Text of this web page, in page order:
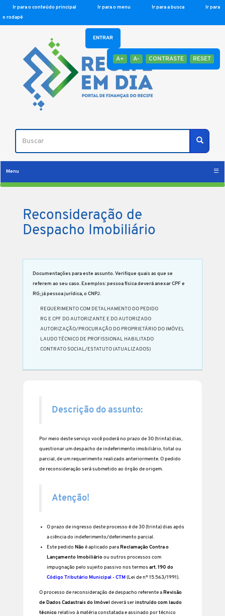
Ir para o conteúdo principal Ir para o menu Ir para a busca
Ir para
o rodapé
A+ A- CONTRASTE RESET
Buscar
ENTRAR
Menu
Reconsideração de
Despacho Imobiliário
Documentações para este assunto. Verifique quais as que se
referem ao seu caso. Exemplos: pessoa física deverá anexar CPF e
RG; já pessoa jurídica, o CNPJ.
REQUERIMENTO COM DETALHAMENTO DO PEDIDO
RG E CPF DO AUTORIZANTE E DO AUTORIZADO
AUTORIZAÇÃO/PROCURAÇÃO DO PROPRIETÁRIO DO IMÓVEL
LAUDO TÉCNICO DE PROFISSIONAL HABILITADO
CONTRATO SOCIAL/ESTATUTO (ATUALIZADOS)
Descrição do assunto:
Por meio deste serviço você poderá no prazo de 30 (trinta) dias,
questionar um despacho de indeferimento imobiliário, total ou
parcial, de um requerimento realizado anteriormente. O pedido
de reconsideração será submetido ao órgão de origem.
Atenção!
O prazo de ingresso deste processo é de 30 (trinta) dias após
a ciência do indeferimento/deferimento parcial.
Este pedido Nãoé aplicado para Reclamação Contra o
Lançamento Imobiliárioou outros processos com
impugnação pelo sujeito passivo nos termosart. 190 do
Código Tributário Municipal - CTM (Lei de nº 15.563/1991).
O processo de reconsideração de despacho referente a Revisão
de Dados Cadastrais do Imóvel deverá serinstruído com laudo
técnicorelativo à matéria constatada e assinado por técnico